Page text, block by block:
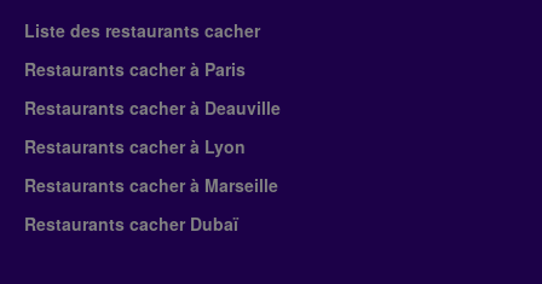
Liste des restaurants cacher
Restaurants cacher à Paris
Restaurants cacher à Deauville
Restaurants cacher à Lyon
Restaurants cacher à Marseille
Restaurants cacher Dubaï